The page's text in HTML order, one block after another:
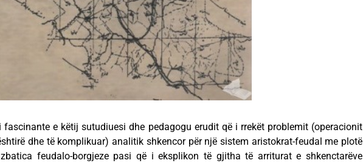
fascinante e këtij sutudiuesi dhe pedagogu erudit që i rrekët problemit (operacionit
dhe të komplikuar) analitik shkencor për një sistem aristokrat-feudal me plotë
feudalo-borgjeze pasi që i eksplikon të gjitha të arriturat e shkenctarëve